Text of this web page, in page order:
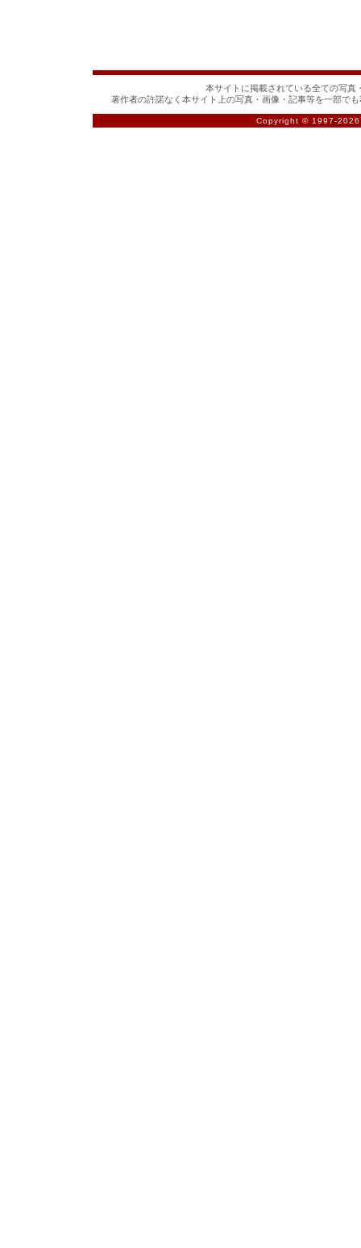
本サイトに掲載されている全ての写真
著作者の許諾なく本サイト上の写真・画像・記事等を一部で
Copyright © 1997-